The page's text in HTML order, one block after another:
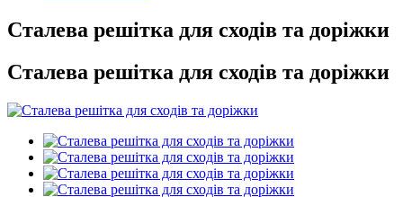
Сталева решітка для сходів та доріжки
Сталева решітка для сходів та доріжки